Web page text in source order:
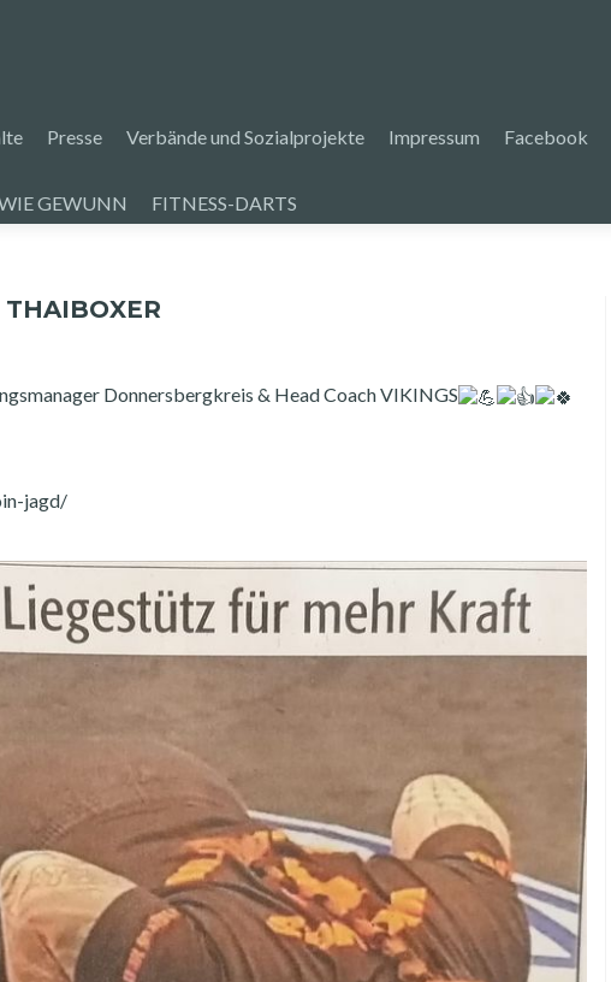
Presse Verbände und Sozialprojekte Impressum Facebook
GEWUNN FITNESS-DARTS
Donnersbergkreis & Head Coach VIKINGS
jagd/